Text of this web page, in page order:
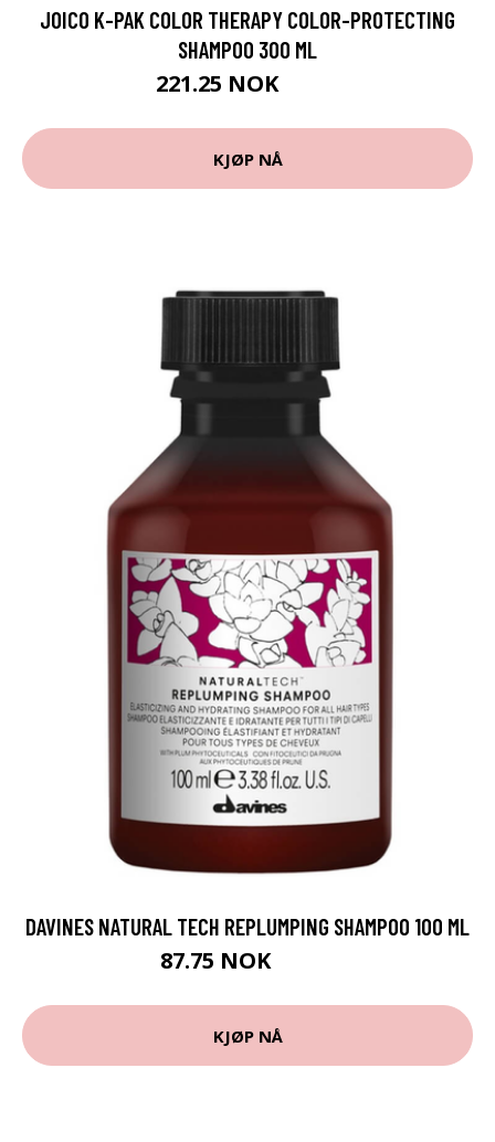
JOICO K-PAK COLOR THERAPY COLOR-PROTECTING
SHAMPOO 300 ML
221.25 NOK
KJØP NÅ
DAVINES NATURAL TECH REPLUMPING SHAMPOO 100 ML
87.75 NOK
KJØP NÅ